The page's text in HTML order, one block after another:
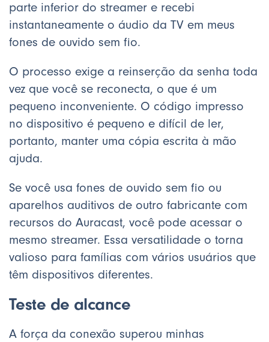
parte inferior do streamer e recebi
instantaneamente o áudio da TV em meus
fones de ouvido sem fio.
O processo exige a reinserção da senha toda
vez que você se reconecta, o que é um
pequeno inconveniente. O código impresso
no dispositivo é pequeno e difícil de ler,
portanto, manter uma cópia escrita à mão
ajuda.
Se você usa fones de ouvido sem fio ou
aparelhos auditivos de outro fabricante com
recursos do Auracast, você pode acessar o
mesmo streamer. Essa versatilidade o torna
valioso para famílias com vários usuários que
têm dispositivos diferentes.
Teste de alcance
A força da conexão superou minhas